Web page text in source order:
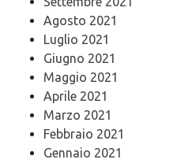
Agosto 2021
Luglio 2021
Giugno 2021
Maggio 2021
Aprile 2021
Marzo 2021
Febbraio 2021
Gennaio 2021